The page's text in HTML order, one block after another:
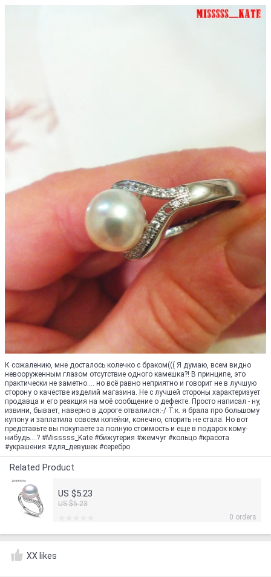
К сожалению, мне досталось колечко с браком((( Я думаю, всем видно
невооруженным глазом отсутствие одного камешка?! В принципе, это
практически не заметно.... но всё равно неприятно и говорит не в лучшую
сторону о качестве изделий магазина. Не с лучшей стороны характеризует
продавца и его реакция на моё сообщение о дефекте. Просто написал - ну,
извини, бывает, наверно в дороге отвалился:-/ Т.к. я брала про большому
купону и заплатила совсем копейки, конечно, спорить не стала. Но вот
представьте вы покупаете за полную стоимость и еще в подарок кому-
нибудь....? #Misssss_Kate #бижутерия #жемчуг #кольцо #красота
#украшения #для_девушек #серебро
Related Product
US $5.23
US $5.23
0 orders
XX likes